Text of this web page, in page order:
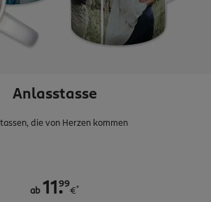
Anlasstasse
die von Herzen kommen
ab 11 .
99
€*